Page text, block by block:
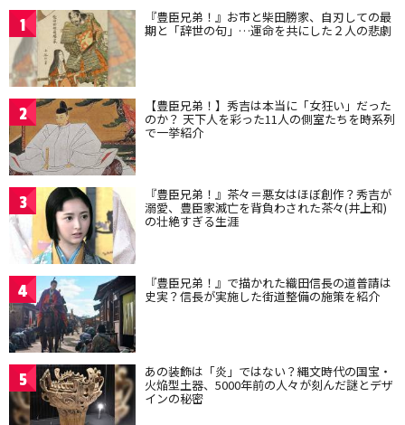
1 『豊臣兄弟！』お市と柴田勝家、自刃しての最
期と「辞世の句」…運命を共にした２人の悲劇
2 【豊臣兄弟！】秀吉は本当に「女狂い」だった
のか？ 天下人を彩った11人の側室たちを時系列
で一挙紹介
3 『豊臣兄弟！』茶々＝悪女はほぼ創作？秀吉が
溺愛、豊臣家滅亡を背負わされた茶々(井上和)
の壮絶すぎる生涯
4 『豊臣兄弟！』で描かれた織田信長の道普請は
史実？信長が実施した街道整備の施策を紹介
5 あの装飾は「炎」ではない？縄文時代の国宝・
火焔型土器、5000年前の人々が刻んだ謎とデザ
インの秘密